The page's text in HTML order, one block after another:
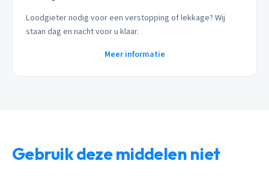
Loodgieter nodig voor een verstopping of lekkage? Wij
staan dag en nacht voor u klaar.
Meer informatie
Gebruik deze middelen niet